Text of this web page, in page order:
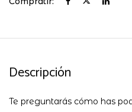
Descripción
Te preguntarás cómo has